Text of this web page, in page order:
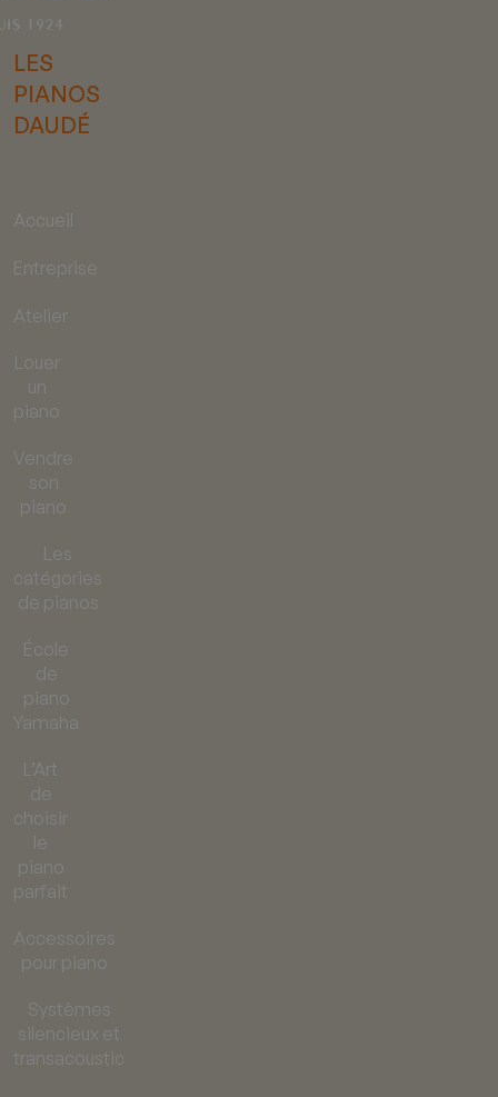
LES
PIANOS
DAUDÉ
Accueil
Entreprise
Atelier
Louer
un
piano
Vendre
son
piano
Les
catégories
de pianos
École
de
piano
Yamaha
L’Art
de
choisir
le
piano
parfait
Accessoires
pour piano
Systèmes
silencieux et
transacoustic